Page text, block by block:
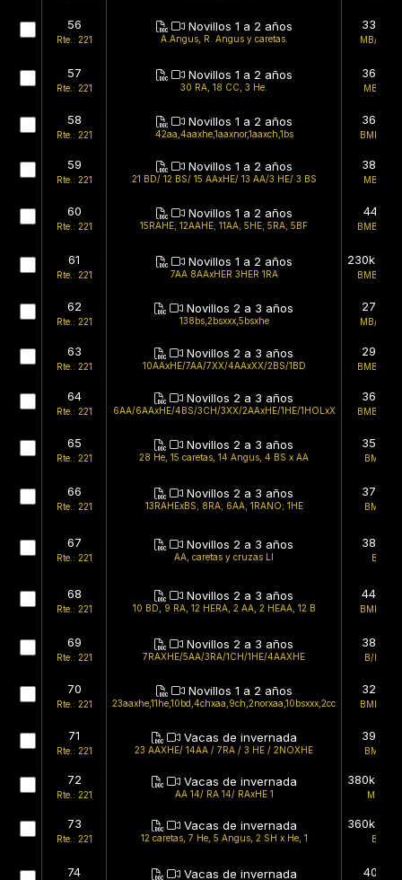
56
Rte.: 221
Novillos 1 a 2 años
A.Angus, R. Angus y caretas.
335kg
MB/BMB
57
Rte.: 221
Novillos 1 a 2 años
30 RA, 18 CC, 3 He.
360kg
MB/MB
58
Rte.: 221
Novillos 1 a 2 años
42aa,4aaxhe,1aaxnor,1aaxch,1bs
365kg
BMB/MB
59
Rte.: 221
Novillos 1 a 2 años
21 BD/ 12 BS/ 15 AAxHE/ 13 AA/3 HE/ 3 BS
385kg
MB/MB
60
Rte.: 221
Novillos 1 a 2 años
15RAHE; 12AAHE; 11AA; 5HE; 5RA; 5BF
441kg
BMB/BMB
61
Rte.: 221
Novillos 1 a 2 años
7AA 8AAxHER 3HER 1RA
230kg
BMB/BMB
62
Rte.: 221
Novillos 2 a 3 años
138bs,2bsxxx,5bsxhe
275kg
MB/BMB
63
Rte.: 221
Novillos 2 a 3 años
10AAxHE/7AA/7XX/4AAxXX/2BS/1BD
290kg
BMB/BMB
64
Rte.: 221
Novillos 2 a 3 años
6AA/6AAxHE/4BS/3CH/3XX/2AAxHE/1HE/1HOLxX
360kg
BMB/BMB
65
Rte.: 221
Novillos 2 a 3 años
28 He, 15 caretas, 14 Angus, 4 BS x AA
352kg
BMB/B
66
Rte.: 221
Novillos 2 a 3 años
13RAHExBS; 8RA; 6AA; 1RANO; 1HE
375kg
BMB/B
67
Rte.: 221
Novillos 2 a 3 años
AA, caretas y cruzas LI
383kg
B/B
68
Rte.: 221
Novillos 2 a 3 años
10 BD, 9 RA, 12 HERA, 2 AA, 2 HEAA, 12 B
440kg
BMB/MB
69
Rte.: 221
Novillos 2 a 3 años
7RAXHE/5AA/3RA/1CH/1HE/4AAXHE
388kg
B/BMB
70
Rte.: 221
Novillos 1 a 2 años
23aaxhe,11he,10bd,4chxaa,9ch,2norxaa,10bsxxx,2cc
325kg
BMB/MB
71
Rte.: 221
Vacas de invernada
23 AAXHE/ 14AA / 7RA / 3 HE / 2NOXHE
393kg
BMB/B
72
Rte.: 221
Vacas de invernada
AA 14/ RA 14/ RAxHE 1
380kg
MB/B
73
Rte.: 221
Vacas de invernada
12 caretas, 7 He, 5 Angus, 2 SH x He, 1
360kg
B/B
74 Vacas de invernada 401kg